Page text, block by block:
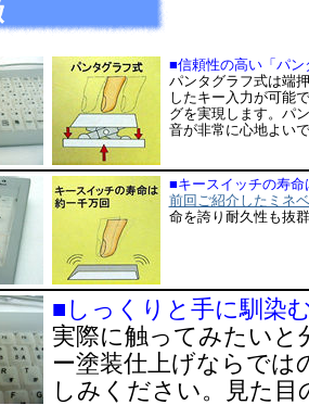
■信頼性の高い「パ
パンタグラフ式は端
したキー入力が可能
グを実現します。パ
音が非常に心地よい
■キースイッチの寿命
前回ご紹介したミネ
命を誇り耐久性も抜
■しっくりと手に馴染
実際に触ってみたい
ー塗装仕上げならでは
しみください。見た目